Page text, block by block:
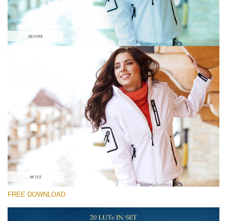
Prosím vyberte
Premium GoPro LUTs
Cinema Look Collection (80 LUTs)
Entire Collection (260 LUTs)
Stažení zdarma
FREE DOWNLOAD